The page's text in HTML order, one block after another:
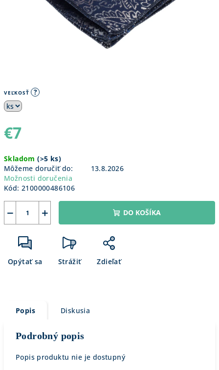
VEĽKOSŤ ?
€7
cena:
Skladom(>5 ks)
Môžeme doručiť do:
13.8.2026
Možnosti doručenia
Kód: 2100000486106
+
− DO KOŠÍKA
Opýtať sa Strážiť Zdieľať
Popis Diskusia
Podrobný popis
Popis produktu nie je dostupný